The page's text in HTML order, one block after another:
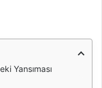
Yansıması